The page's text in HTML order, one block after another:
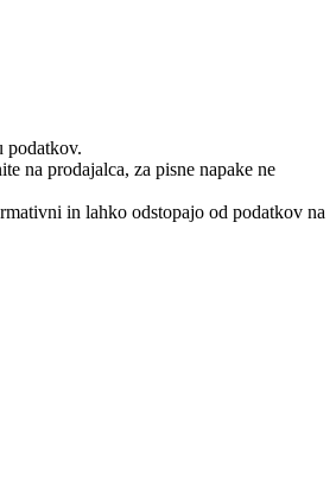
podatkov.
na prodajalca, za pisne napake ne
in lahko odstopajo od podatkov na